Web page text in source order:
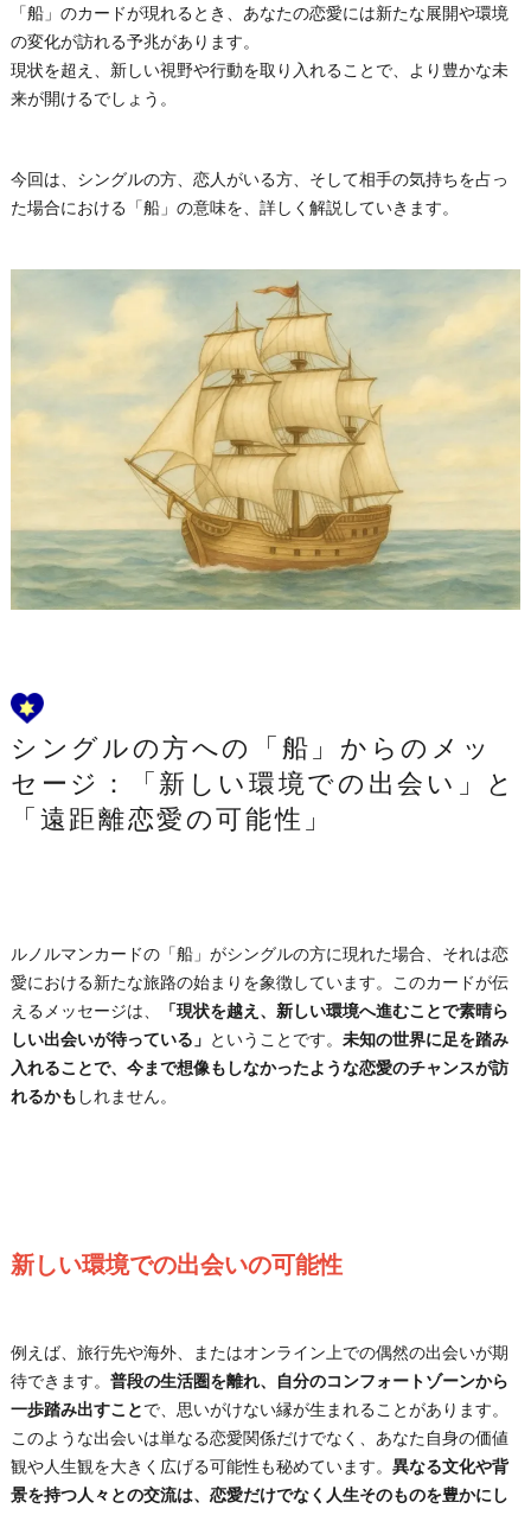
「船」のカードが現れるとき、あなたの恋愛には新たな展開や環境
の変化が訪れる予兆があります。
現状を超え、新しい視野や行動を取り入れることで、より豊かな未
来が開けるでしょう。
今回は、シングルの方、恋人がいる方、そして相手の気持ちを占っ
た場合における「船」の意味を、詳しく解説していきます。
シングルの方への「船」からのメッ
セージ：「新しい環境での出会い」と
「遠距離恋愛の可能性」
ルノルマンカードの「船」がシングルの方に現れた場合、それは恋
愛における新たな旅路の始まりを象徴しています。このカードが伝
えるメッセージは、
「現状を越え、新しい環境へ進むことで素晴ら
しい出会いが待っている」 ということです。 未知の世界に足を踏み
入れることで、今まで想像もしなかったような恋愛のチャンスが訪
れるかも しれません。
新しい環境での出会いの可能性
例えば、旅行先や海外、またはオンライン上での偶然の出会いが期
待できます。 普段の生活圏を離れ、自分のコンフォートゾーンから
一歩踏み出すことで、思いがけない縁が生まれることがあります。
このような出会いは単なる恋愛関係だけでなく、あなた自身の価値
観や人生観を大きく広げる可能性も秘めています。 異なる文化や背
景を持つ人々との交流は、恋愛だけでなく人生そのものを豊かにし